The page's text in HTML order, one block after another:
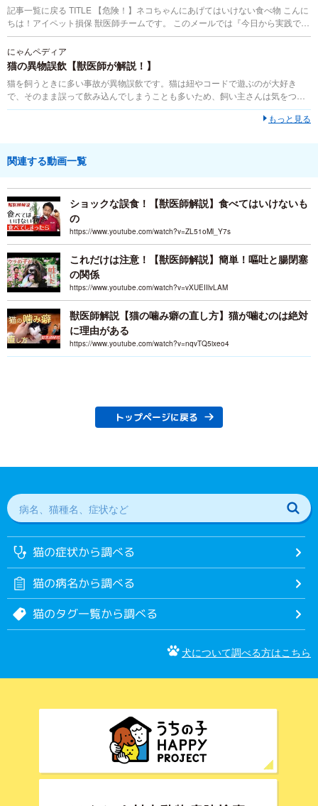
記事一覧に戻る TITLE 【危険！】ネコちゃんにあげてはいけない食べ物 こんに
ちは！アイペット損保 獣医師チームです。 このメールでは『今日から実践でき
る』獣医視点での飼い方情報を毎月お伝えしていきます！ お家でごはんを食べ
ていると...
にゃんペディア
猫の異物誤飲【獣医師が解説！】
猫を飼うときに多い事故が異物誤飲です。猫は紐やコードで遊ぶのが大好き
で、そのまま誤って飲み込んでしまうことも多いため、飼い主さんは気をつけ
なければなりません。ここでは異物誤飲をしたときの対処法・治療法などにつ
もっと見る
関連する動画一覧
ショックな誤食！【獣医師解説】食べてはいけないも
の
https://www.youtube.com/watch?v=ZL51oMl_Y7s
これだけは注意！【獣医師解説】簡単！嘔吐と腸閉塞
の関係
https://www.youtube.com/watch?v=vXUEIIlvLAM
獣医師解説【猫の噛み癖の直し方】猫が噛むのは絶対
に理由がある
https://www.youtube.com/watch?v=nqvTQ5ixeo4
トップページに戻る
猫の症状から調べる
猫の病名から調べる
猫のタグ一覧から調べる
犬について調べる方はこちら